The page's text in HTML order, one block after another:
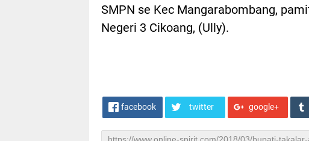
SMPN se Kec Mangarabombang,
Negeri 3 Cikoang, (Ully).
facebook twitter google+